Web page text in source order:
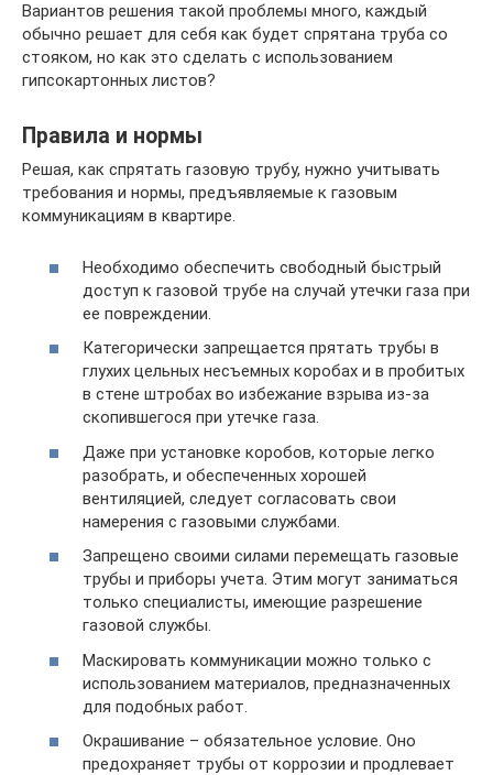
Вариантов решения такой проблемы много, каждый
обычно решает для себя как будет спрятана труба со
стояком, но как это сделать с использованием
гипсокартонных листов?
Правила и нормы
Решая, как спрятать газовую трубу, нужно учитывать
требования и нормы, предъявляемые к газовым
коммуникациям в квартире.
Необходимо обеспечить свободный быстрый
доступ к газовой трубе на случай утечки газа при
ее повреждении.
Категорически запрещается прятать трубы в
глухих цельных несъемных коробах и в пробитых
в стене штробах во избежание взрыва из-за
скопившегося при утечке газа.
Даже при установке коробов, которые легко
разобрать, и обеспеченных хорошей
вентиляцией, следует согласовать свои
намерения с газовыми службами.
Запрещено своими силами перемещать газовые
трубы и приборы учета. Этим могут заниматься
только специалисты, имеющие разрешение
газовой службы.
Маскировать коммуникации можно только с
использованием материалов, предназначенных
для подобных работ.
Окрашивание – обязательное условие. Оно
предохраняет трубы от коррозии и продлевает